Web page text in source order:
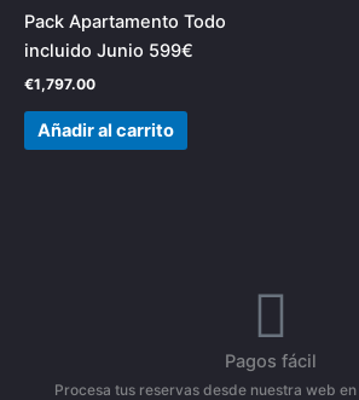
Pack Apartamento Todo
incluido Junio 599€
€1,797.00
Añadir al carrito
Pagos fácil
Procesa tus reservas desde nuestra web